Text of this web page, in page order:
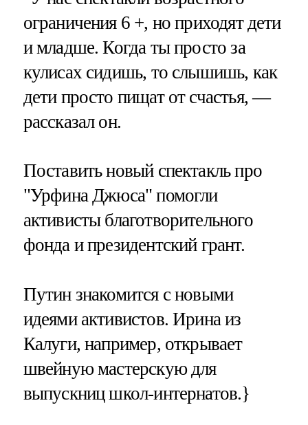
ограничения 6 +, но приходят дети
и младше. Когда ты просто за
кулисах сидишь, то слышишь, как
дети просто пищат от счастья, —
рассказал он.
Поставить новый спектакль про
"Урфина Джюса" помогли
активисты благотворительного
фонда и президентский грант.
Путин знакомится с новыми
идеями активистов. Ирина из
Калуги, например, открывает
швейную мастерскую для
выпускниц школ-интернатов.}